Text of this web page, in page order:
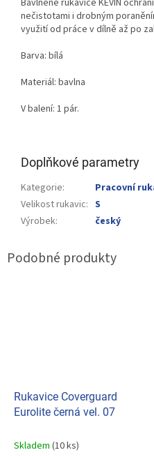
nečistotami i drobným
využití od práce v dílně až po
Barva: bílá
Materiál: bavlna
V balení: 1 pár.
Doplňkové parametry
Kategorie:
Pracovní
Velikost rukavic: S
Výrobek: český
Rukavice Coverguard
Eurolite černá vel. 07
Skladem (10 ks)